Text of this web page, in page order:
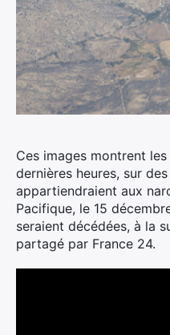
Ces images montrent
dernières heures, sur
appartiendraient aux
Pacifique, le 15
seraient décédées, à la
partagé par France 24.